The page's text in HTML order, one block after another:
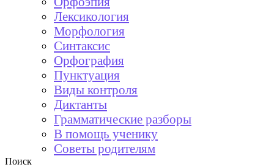
Лексикология
Морфология
Синтаксис
Орфография
Пунктуация
Виды контроля
Диктанты
Грамматические разборы
В помощь ученику
Советы родителям
Поиск